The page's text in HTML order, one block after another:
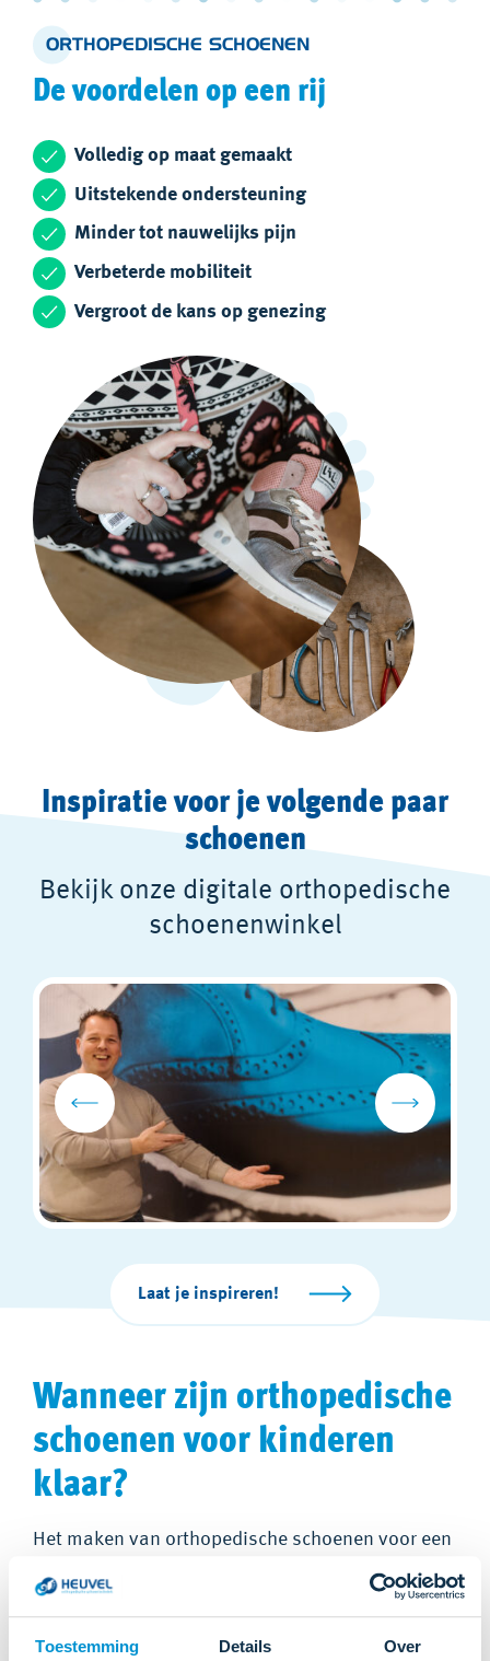
Toestemming Details Over
ORTHOPEDISCHE SCHOENEN
De voordelen op een rij
Volledig op maat gemaakt
Uitstekende ondersteuning
Minder tot nauwelijks pijn
Verbeterde mobiliteit
Vergroot de kans op genezing
Inspiratie voor je volgende paar
schoenen
Bekijk onze digitale orthopedische
schoenenwinkel
Laat je inspireren!
Wanneer zijn orthopedische
schoenen voor kinderen
klaar?
Het maken van orthopedische schoenen voor een
kind duurt ongeveer acht weken. Dit is het proces
maken we direct een afspraak om de schoenen af